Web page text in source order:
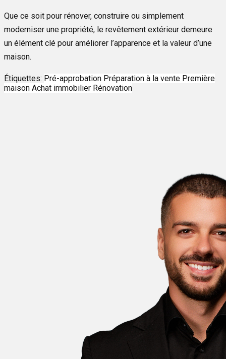
Que ce soit pour rénover, construire ou simplement
moderniser une propriété, le revêtement extérieur demeure
un élément clé pour améliorer l’apparence et la valeur d’une
maison.
Étiquettes: Pré-approbation Préparation à la vente Première
maison Achat immobilier Rénovation